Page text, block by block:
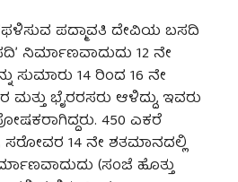
ಪದ್ಮಾವತಿ ದೇವಿಯ ಬಸದಿ
ನಿರ್ಮಾಣವಾದುದು 12 ನೇ
ಸುಮಾರು 14 ರಿಂದ 16 ನೇ
ಭೈರರಸರು ಆಳಿದ್ದು, ಇವರು
450 ಎಕರೆ
ಸರೋವರ 14 ನೇ ಶತಮಾನದಲ್ಲಿ
(ಸಂಜೆ ಹೊತ್ತು